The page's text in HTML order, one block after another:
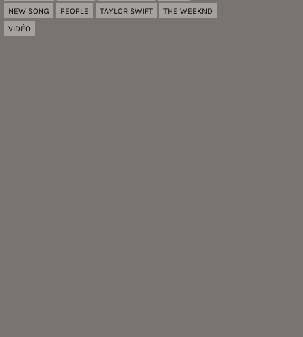
NEW SONG
PEOPLE TAYLOR SWIFT
THE WEEKND
VIDÉO